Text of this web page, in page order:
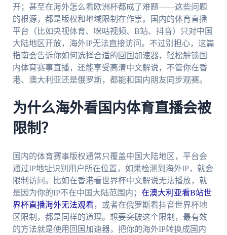
开；甚至在海外怎么看欧洲杯都成了难题——这些问题
的根源，都是版权和地域限制在作祟。国内的体育直播
平台（比如央视体育、咪咕视频、B站、抖音）只对中国
大陆地区开放，海外IP无法直接访问。不过别担心，这篇
指南会告诉你如何选择合适的回国加速器，轻松解锁国
内体育赛事直播，还能享受高清中文解说，不管你在香
港、澳大利亚还是俄罗斯，都能和国内朋友同步观赛。
为什么海外看国内体育直播会被
限制？
国内的体育赛事版权通常只覆盖中国大陆地区，平台会
通过IP地址识别用户所在位置，如果检测到海外IP，就会
限制访问。比如在香港看世界杯中文解说无法播放，就
是因为你的IP不在中国大陆范围内； 在澳大利亚看B站世
界杯直播海外无法观看 ，或者在俄罗斯看抖音世界杯地
区限制，都是同样的道理。想要突破这个限制，最有效
的方法就是使用回国加速器，把你的海外IP转换成国内